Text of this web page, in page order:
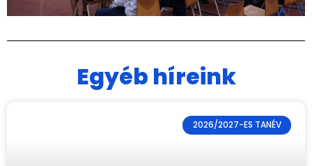
Egyéb híreink
2026/2027-ES TANÉV